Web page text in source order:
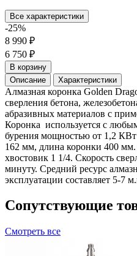
Все характеристики
-25%
8 990 ₽
6 750 ₽
В корзину
Описание
Характеристики
Алмазная коронка Golden
сверления бетона,
абразивных материалов с
Коронка используется с
бурения мощностью от 1,2
162 мм, длина коронки 400
хвостoвик 1 1/4. Скорость
минуту. Средний ресурс
эксплуатации составляет 5-7
Сопутствующие
Смотреть все